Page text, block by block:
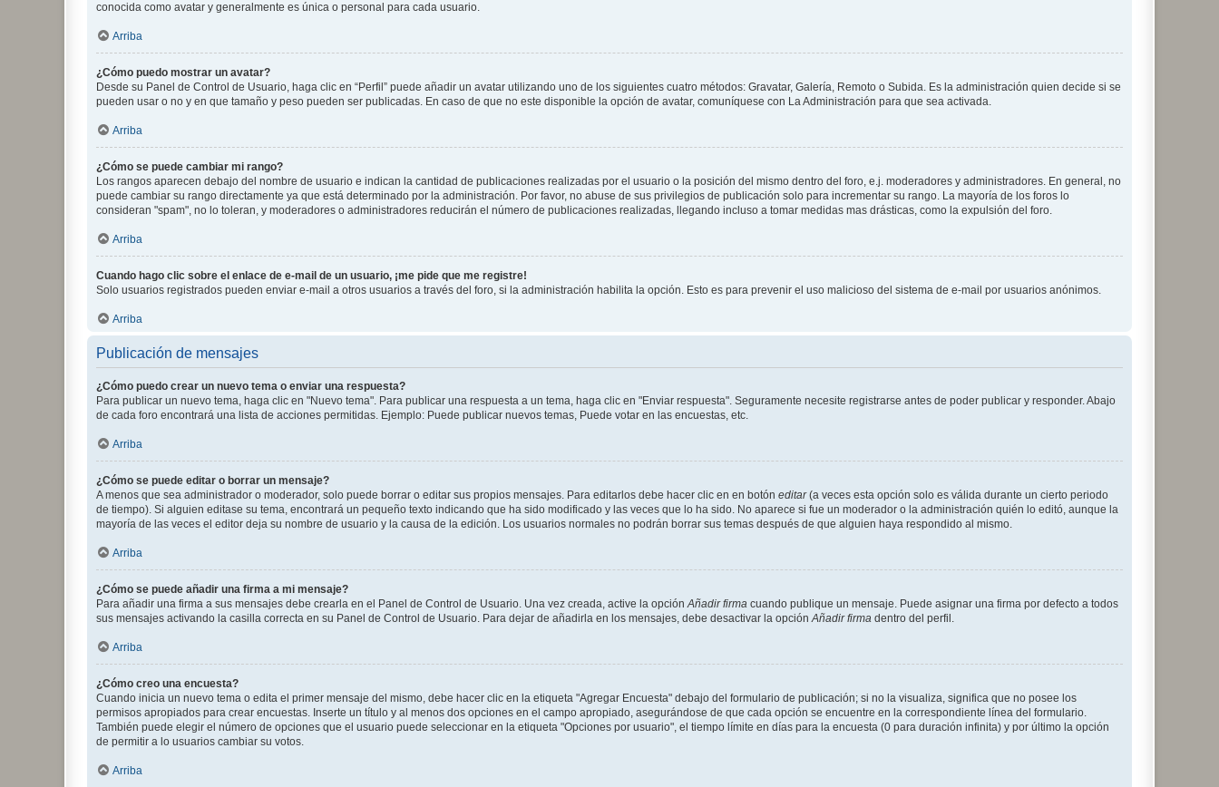
conocida como avatar y generalmente es única o personal para cada usuario.
Arriba
¿Cómo puedo mostrar un avatar?
Desde su Panel de Control de Usuario, haga clic en “Perfil” puede añadir un avatar utilizando uno de los siguientes cuatro métodos: Gravatar, Galería, Remoto o Subida. Es la administración quien decide si se
pueden usar o no y en que tamaño y peso pueden ser publicadas. En caso de que no este disponible la opción de avatar, comuníquese con La Administración para que sea activada.
Arriba
¿Cómo se puede cambiar mi rango?
Los rangos aparecen debajo del nombre de usuario e indican la cantidad de publicaciones realizadas por el usuario o la posición del mismo dentro del foro, e.j. moderadores y administradores. En general, no
puede cambiar su rango directamente ya que está determinado por la administración. Por favor, no abuse de sus privilegios de publicación solo para incrementar su rango. La mayoría de los foros lo
consideran "spam", no lo toleran, y moderadores o administradores reducirán el número de publicaciones realizadas, llegando incluso a tomar medidas mas drásticas, como la expulsión del foro.
Arriba
Cuando hago clic sobre el enlace de e-mail de un usuario, ¡me pide que me registre!
Solo usuarios registrados pueden enviar e-mail a otros usuarios a través del foro, si la administración habilita la opción. Esto es para prevenir el uso malicioso del sistema de e-mail por usuarios anónimos.
Arriba
Publicación de mensajes
¿Cómo puedo crear un nuevo tema o enviar una respuesta?
Para publicar un nuevo tema, haga clic en "Nuevo tema". Para publicar una respuesta a un tema, haga clic en "Enviar respuesta". Seguramente necesite registrarse antes de poder publicar y responder. Abajo
de cada foro encontrará una lista de acciones permitidas. Ejemplo: Puede publicar nuevos temas, Puede votar en las encuestas, etc.
Arriba
¿Cómo se puede editar o borrar un mensaje?
A menos que sea administrador o moderador, solo puede borrar o editar sus propios mensajes. Para editarlos debe hacer clic en en botón editar(a veces esta opción solo es válida durante un cierto periodo
de tiempo). Si alguien editase su tema, encontrará un pequeño texto indicando que ha sido modificado y las veces que lo ha sido. No aparece si fue un moderador o la administración quién lo editó, aunque la
mayoría de las veces el editor deja su nombre de usuario y la causa de la edición. Los usuarios normales no podrán borrar sus temas después de que alguien haya respondido al mismo.
Arriba
¿Cómo se puede añadir una firma a mi mensaje?
Para añadir una firma a sus mensajes debe crearla en el Panel de Control de Usuario. Una vez creada, active la opciónAñadir firma cuando publique un mensaje. Puede asignar una firma por defecto a todos
sus mensajes activando la casilla correcta en su Panel de Control de Usuario. Para dejar de añadirla en los mensajes, debe desactivar la opciónAñadir firma dentro del perfil.
Arriba
¿Cómo creo una encuesta?
Cuando inicia un nuevo tema o edita el primer mensaje del mismo, debe hacer clic en la etiqueta "Agregar Encuesta" debajo del formulario de publicación; si no la visualiza, significa que no posee los
permisos apropiados para crear encuestas. Inserte un título y al menos dos opciones en el campo apropiado, asegurándose de que cada opción se encuentre en la correspondiente línea del formulario.
También puede elegir el número de opciones que el usuario puede seleccionar en la etiqueta "Opciones por usuario", el tiempo límite en días para la encuesta (0 para duración infinita) y por último la opción
de permitir a lo usuarios cambiar su votos.
Arriba